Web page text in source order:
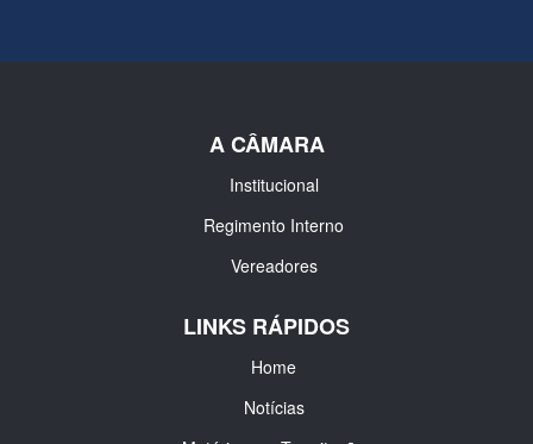
A CÂMARA
Institucional
Regimento Interno
Vereadores
LINKS RÁPIDOS
Home
Notícias